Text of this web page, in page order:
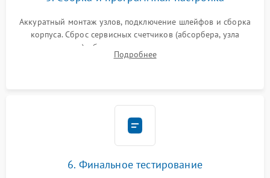
Аккуратный монтаж узлов, подключение шлейфов и сборка
корпуса. Сброс сервисных счетчиков (абсорбера, узла
закрепления), обновление прошивки и программная
калибровка цветопередачи и позиционирования сканера.
Подробнее
6. Финальное тестирование